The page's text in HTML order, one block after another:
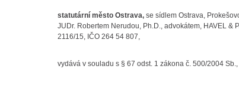
statutární město Ostrava, se sídlem Ostrava,
JUDr. Robertem Nerudou, Ph.D., advokátem, HAVEL &
2116/15, IČO 264 54 807,
vydává v souladu s § 67 odst. 1 zákona č. 500/2004